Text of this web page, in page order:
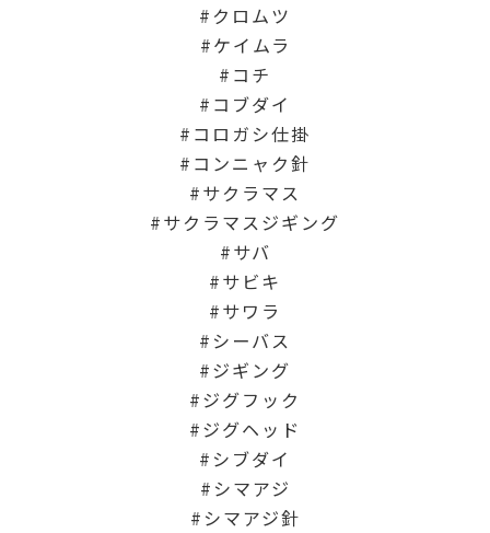
クロムツ
ケイムラ
コチ
コブダイ
コロガシ仕掛
コンニャク針
サクラマス
サクラマスジギング
サバ
サビキ
サワラ
シーバス
ジギング
ジグフック
ジグヘッド
シブダイ
シマアジ
シマアジ針